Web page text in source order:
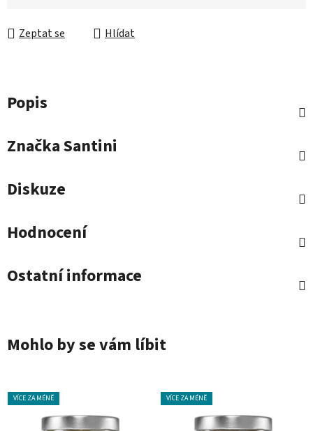
Zeptat se Hlídat
Popis
ZnačkaSantini
Diskuze
Hodnocení
Ostatní informace
Mohlo by se vám líbit
VÍCE ZA MÉNĚ VÍCE ZA MÉNĚ